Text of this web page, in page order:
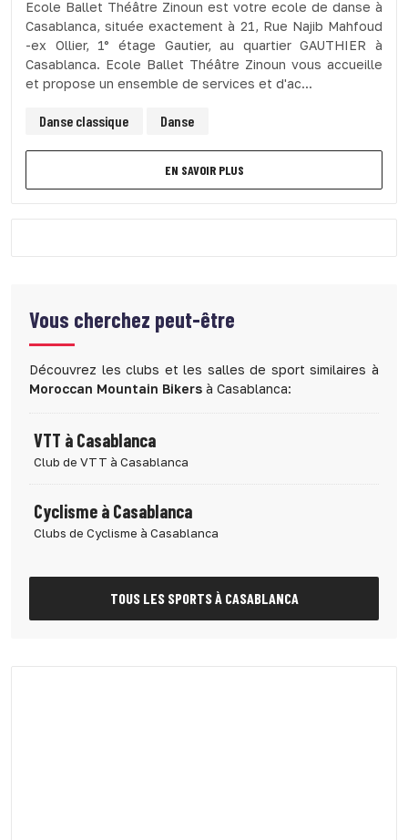
Ecole Ballet Théâtre Zinoun est votre ecole de danse à
Casablanca, située exactement à 21, Rue Najib Mahfoud
-ex Ollier, 1° étage Gautier, au quartier GAUTHIER à
Casablanca. Ecole Ballet Théâtre Zinoun vous accueille
et propose un ensemble de services et d'ac...
Danse classique Danse
EN SAVOIR PLUS
Vous cherchez peut-être
Découvrez les clubs et les salles de sport similaires à
Moroccan Mountain Bikers à Casablanca:
VTT à Casablanca
Club de VTT à Casablanca
Cyclisme à Casablanca
Clubs de Cyclisme à Casablanca
TOUS LES SPORTS À CASABLANCA